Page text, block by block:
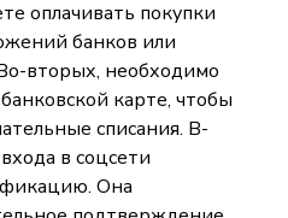
оплачивать покупки
банков или
вторых, необходимо
карте, чтобы
списания. В-
в соцсети
Она